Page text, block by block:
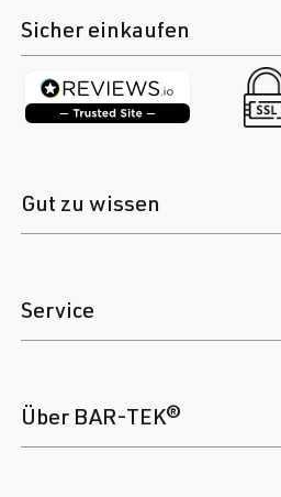
Sicher einkaufen
Gut zu wissen
Service
Über BAR-TEK®